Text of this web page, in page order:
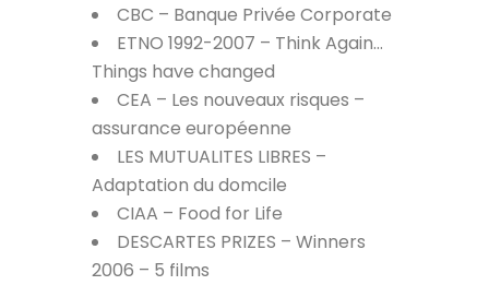
CBC – Banque Privée Corporate
ETNO 1992-2007 – Think Again…
Things have changed
CEA – Les nouveaux risques –
assurance européenne
LES MUTUALITES LIBRES –
Adaptation du domcile
CIAA – Food for Life
DESCARTES PRIZES – Winners
2006 – 5 films